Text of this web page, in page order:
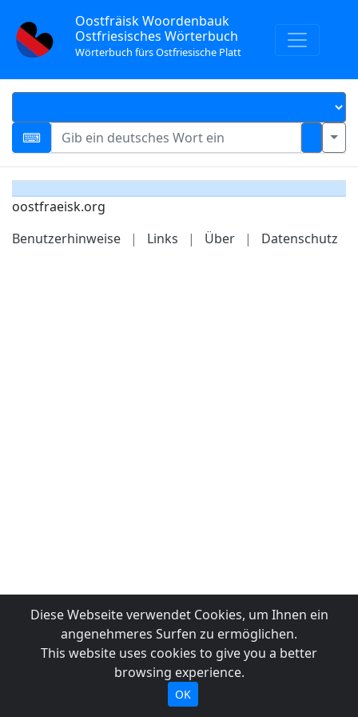
Oostfräisk Woordenbauk
Ostfriesisches Wörterbuch
Wörterbuch fürs Ostfriesische Platt
oostfraeisk.org
Benutzerhinweise
| Links | Über | Datenschutz
Diese Webseite verwendet Cookies, um Ihnen ein
angenehmeres Surfen zu ermöglichen.
This website uses cookies to give you a better
browsing experience.
OK